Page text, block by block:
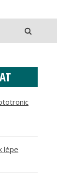
lépe